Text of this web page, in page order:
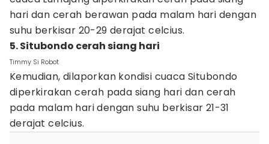
hari dan cerah berawan pada malam hari dengan
suhu berkisar 20-29 derajat celcius.
5. Situbondo cerah siang hari
Timmy Si Robot
Kemudian, dilaporkan kondisi cuaca Situbondo
diperkirakan cerah pada siang hari dan cerah
pada malam hari dengan suhu berkisar 21-31
derajat celcius.